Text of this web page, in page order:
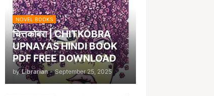
NOVEL BOOKS
चित्तकोबरा | CHITKOBRA
UPNAYAS HINDI BOOK
PDF FREE DOWNLOAD
by Librarian - September 25, 2025